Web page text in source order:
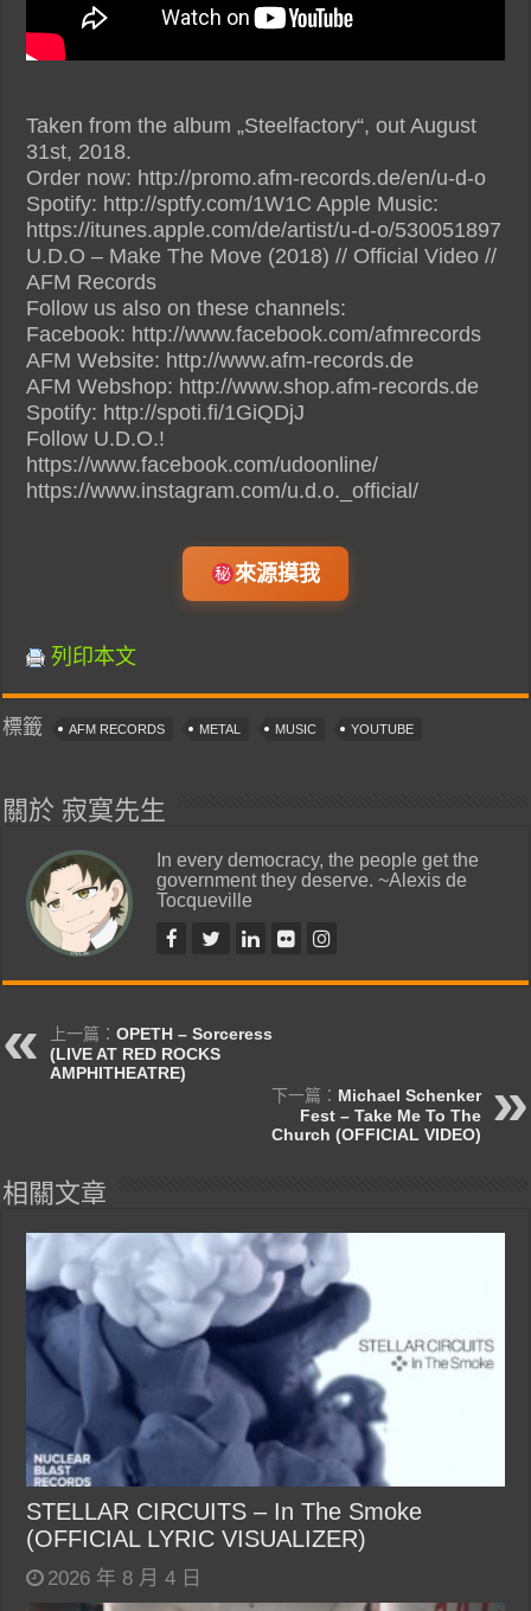
Taken from the album „Steelfactory“, out August
31st, 2018.
Order now: http://promo.afm-records.de/en/u-d-o
Spotify: http://sptfy.com/1W1C Apple Music:
https://itunes.apple.com/de/artist/u-d-o/530051897
U.D.O – Make The Move (2018) // Official Video //
AFM Records
Follow us also on these channels:
Facebook: http://www.facebook.com/afmrecords
AFM Website: http://www.afm-records.de
AFM Webshop: http://www.shop.afm-records.de
Spotify: http://spoti.fi/1GiQDjJ
Follow U.D.O.!
https://www.facebook.com/udoonline/
https://www.instagram.com/u.d.o._official/
來源摸我
列印本文
標籤 AFM RECORDS METAL MUSIC YOUTUBE
關於 寂寞先生
In every democracy, the people get the
government they deserve. ~Alexis de
Tocqueville
上一篇：OPETH – Sorceress
(LIVE AT RED ROCKS
AMPHITHEATRE)
下一篇： Michael Schenker
Fest – Take Me To The
Church (OFFICIAL VIDEO)
相關文章
STELLAR CIRCUITS – In The Smoke
(OFFICIAL LYRIC VISUALIZER)
2026 年 8 月 4 日